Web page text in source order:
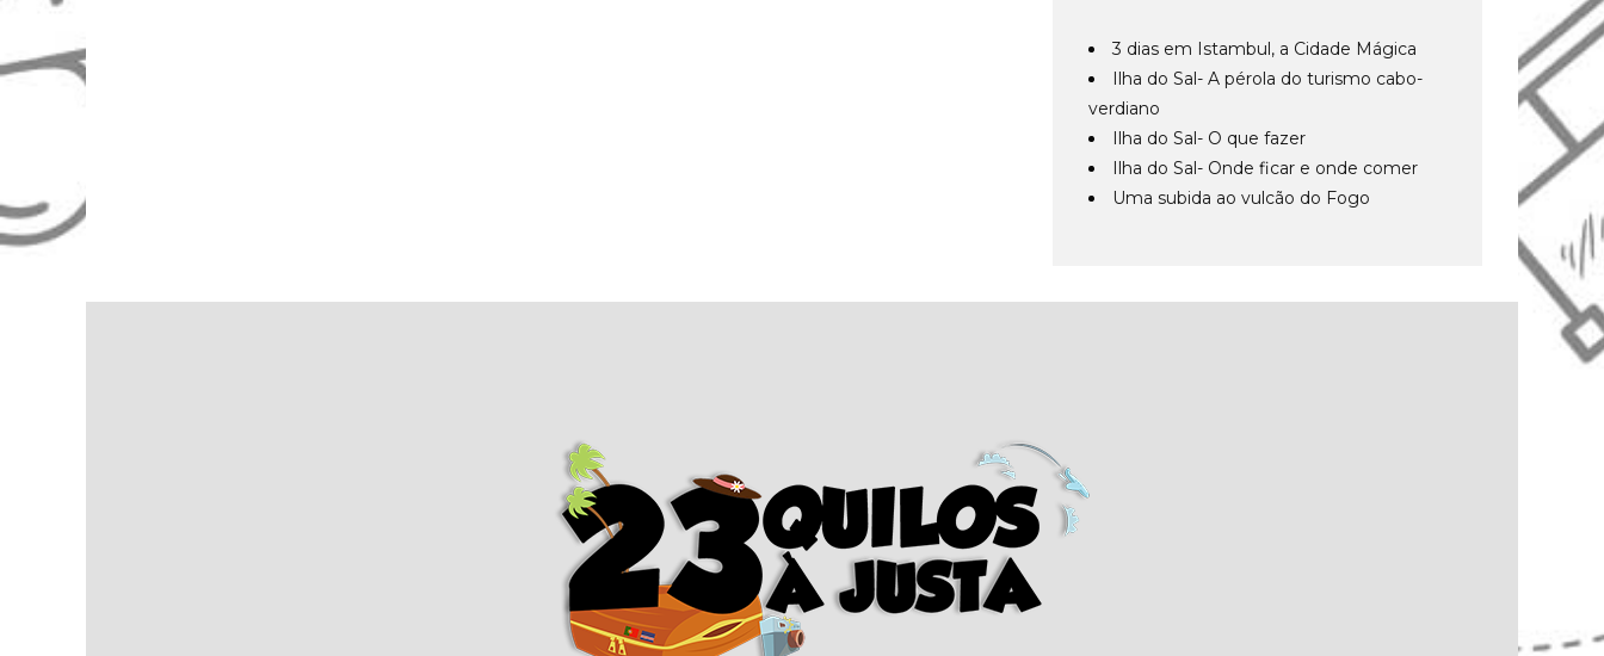
3 dias em Istambul, a Cidade Mágica
Ilha do Sal- A pérola do turismo cabo-
verdiano
Ilha do Sal- O que fazer
Ilha do Sal- Onde ficar e onde comer
Uma subida ao vulcão do Fogo